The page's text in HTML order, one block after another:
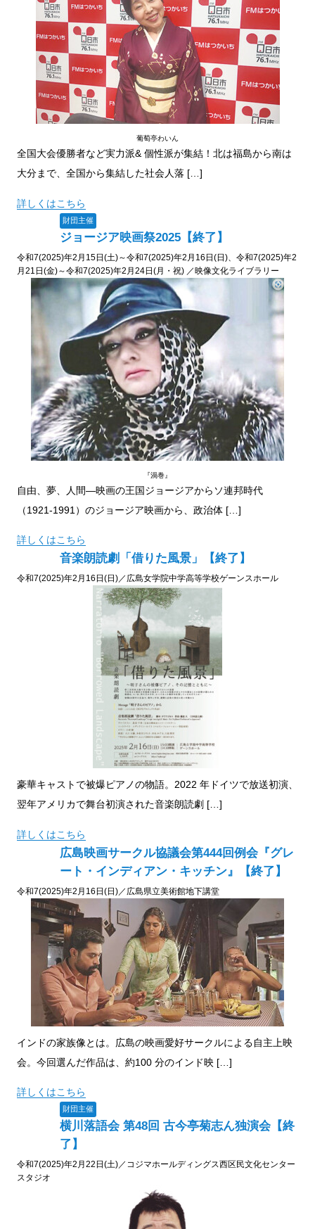
葡萄亭わいん
全国大会優勝者など実力派& 個性派が集結！北は福島から南は
大分まで、全国から集結した社会人落 […]
詳しくはこちら
財団主催
ジョージア映画祭2025【終了】
令和7(2025)年2月15日(土)～令和7(2025)年2月16日(日)、令和7(2025)年2
月21日(金)～令和7(2025)年2月24日(月・祝) ／映像文化ライブラリー
『渦巻』
自由、夢、人間―映画の王国ジョージアからソ連邦時代
（1921-1991）のジョージア映画から、政治体 […]
詳しくはこちら
音楽朗読劇「借りた風景」【終了】
令和7(2025)年2月16日(日)／広島女学院中学高等学校ゲーンスホール
豪華キャストで被爆ピアノの物語。2022 年ドイツで放送初演、
翌年アメリカで舞台初演された音楽朗読劇 […]
詳しくはこちら
広島映画サークル協議会第444回例会『グレ
ート・インディアン・キッチン』【終了】
令和7(2025)年2月16日(日)／広島県立美術館地下講堂
インドの家族像とは。広島の映画愛好サークルによる自主上映
会。今回選んだ作品は、約100 分のインド映 […]
詳しくはこちら
財団主催
横川落語会 第48回 古今亭菊志ん独演会【終
了】
令和7(2025)年2月22日(土)／コジマホールディングス西区民文化センター
スタジオ